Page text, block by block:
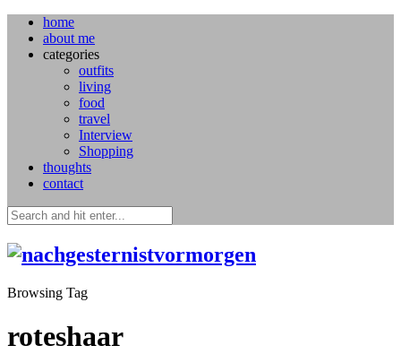
home
about me
categories
outfits
living
food
travel
Interview
Shopping
thoughts
contact
Browsing Tag
roteshaar